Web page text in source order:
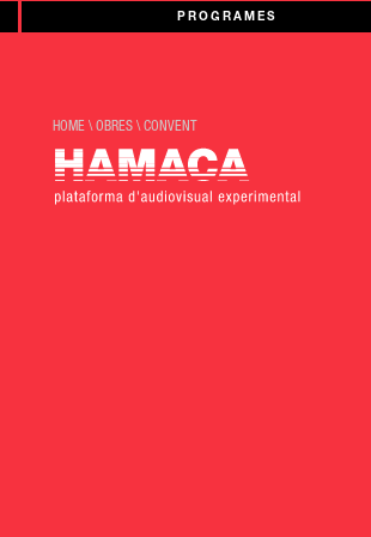
PROGRAMES
HOME\OBRES\CONVENT